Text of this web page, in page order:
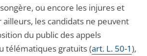
ou encore les injures et
ailleurs, les candidats ne peuvent
du public des appels
télématiques gratuits (art. L. 50-1),